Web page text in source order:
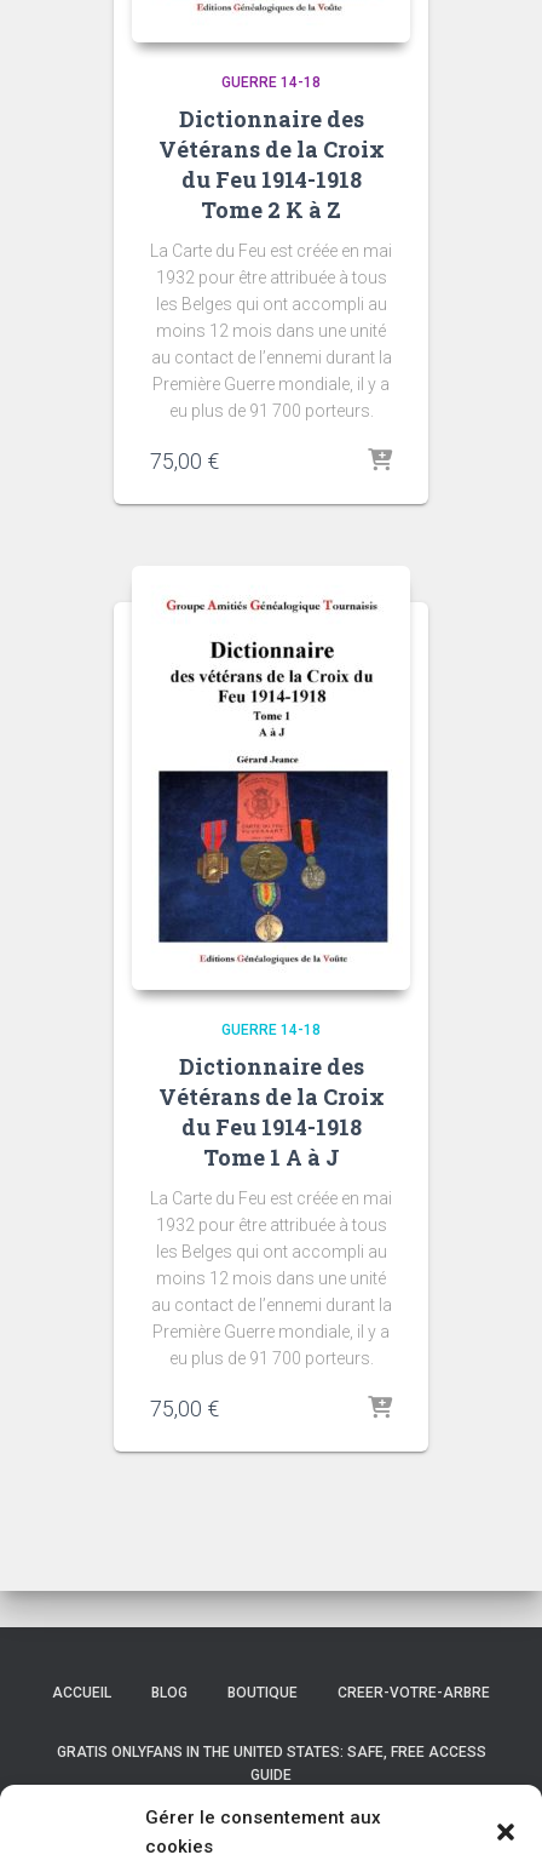
Gérer le consentement aux
cookies
GUERRE 14-18
Dictionnaire des
Vétérans de la Croix
du Feu 1914-1918
Tome 2 K à Z
La Carte du Feu est créée en mai
1932 pour être attribuée à tous
les Belges qui ont accompli au
moins 12 mois dans une unité
au contact de l’ennemi durant la
Première Guerre mondiale, il y a
eu plus de 91 700 porteurs.
75,00 €
GUERRE 14-18
Dictionnaire des
Vétérans de la Croix
du Feu 1914-1918
Tome 1 A à J
La Carte du Feu est créée en mai
1932 pour être attribuée à tous
les Belges qui ont accompli au
moins 12 mois dans une unité
au contact de l’ennemi durant la
Première Guerre mondiale, il y a
eu plus de 91 700 porteurs.
75,00 €
ACCUEIL BLOG BOUTIQUE CREER-VOTRE-ARBRE
GRATIS ONLYFANS IN THE UNITED STATES: SAFE, FREE ACCESS
GUIDE